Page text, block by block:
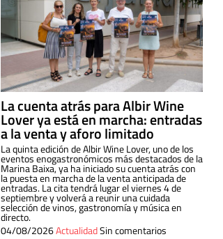
La cuenta atrás para Albir Wine
Lover ya está en marcha: entradas
a la venta y aforo limitado
La quinta edición de Albir Wine Lover, uno de los
eventos enogastronómicos más destacados de la
Marina Baixa, ya ha iniciado su cuenta atrás con
la puesta en marcha de la venta anticipada de
entradas. La cita tendrá lugar el viernes 4 de
septiembre y volverá a reunir una cuidada
selección de vinos, gastronomía y música en
directo.
04/08/2026ActualidadSin comentarios